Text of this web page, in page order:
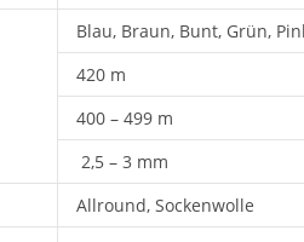
Blau, Braun, Bunt, Grün,
420 m
400 – 499 m
2,5 – 3 mm
Allround, Sockenwolle